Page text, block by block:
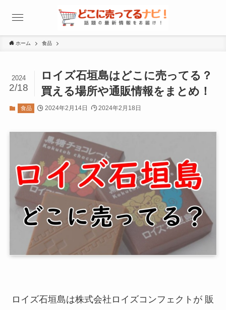
ホーム 食品
ロイズ石垣島はどこに売ってる？
買える場所や通販情報をまとめ！
2024
2/18
食品 2024年2月14日 2024年2月18日
ロイズ石垣島は株式会社ロイズコンフェクトが販